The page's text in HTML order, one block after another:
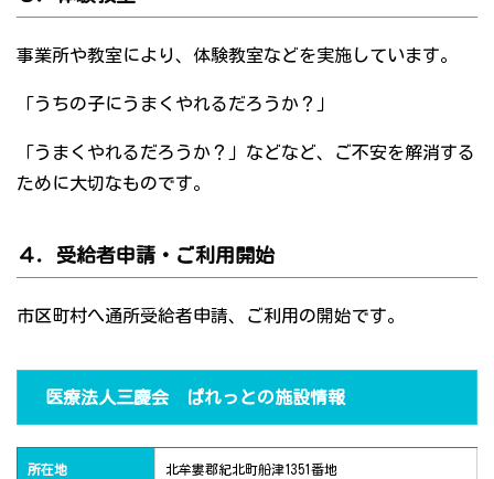
事業所や教室により、体験教室などを実施しています。
「うちの子にうまくやれるだろうか？」
「うまくやれるだろうか？」などなど、ご不安を解消する
ために大切なものです。
４．受給者申請・ご利用開始
市区町村へ通所受給者申請、ご利用の開始です。
医療法人三慶会 ぱれっとの施設情報
所在地 北牟婁郡紀北町船津1351番地